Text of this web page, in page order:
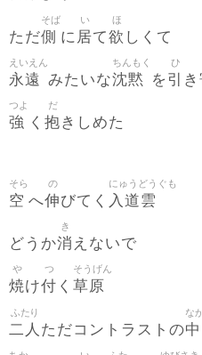
ただ側
そば
に 居
い
て欲
ほ
しくて
永遠
えいえん
みたいな沈黙
ちんもく
を引
ひ
き
強
つよ
く 抱
だ
きしめた
空
そら
へ伸
の
びてく 入道雲
にゅうどうぐも
どうか消
き
えないで
焼
や
け付
つ
く 草原
そうげん
二人
ふたり
ただコントラストの中
な